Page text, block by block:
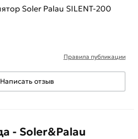
Soler Palau SILENT-200
Правила публикации
Написать отзыв
- Soler&Palau